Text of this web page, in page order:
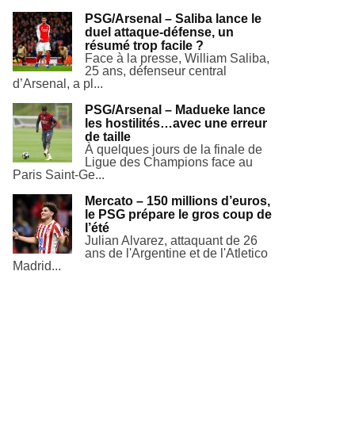
PSG/Arsenal – Saliba lance le
duel attaque-défense, un
résumé trop facile ?
Face à la presse, William Saliba,
25 ans, défenseur central
d’Arsenal, a pl...
PSG/Arsenal – Madueke lance
les hostilités…avec une erreur
de taille
À quelques jours de la finale de
Ligue des Champions face au
Paris Saint-Ge...
Mercato – 150 millions d’euros,
le PSG prépare le gros coup de
l’été
Julian Alvarez, attaquant de 26
ans de l'Argentine et de l'Atletico
Madrid...